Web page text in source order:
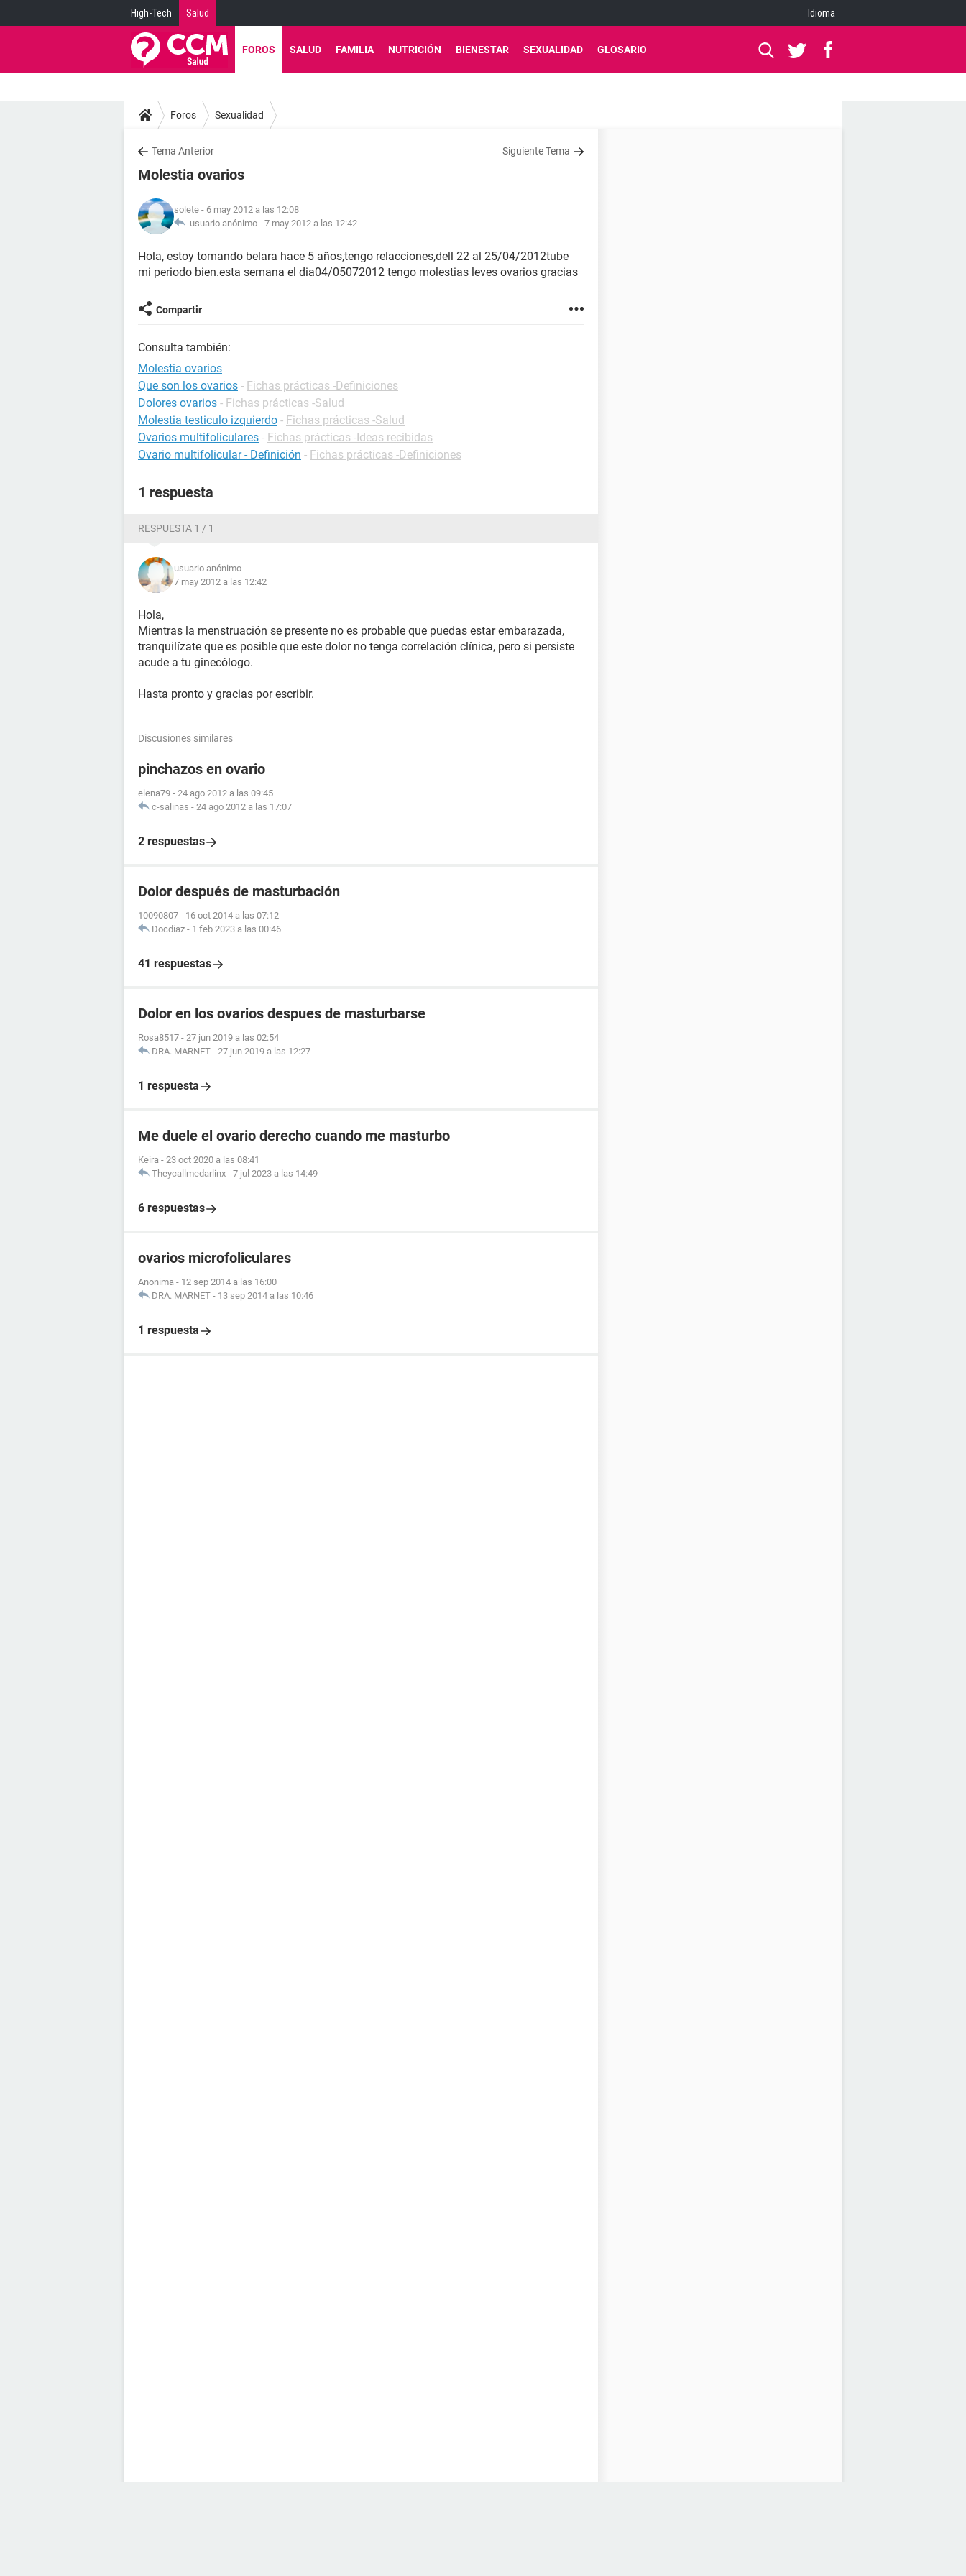
High-Tech Salud Idioma
FOROS SALUD FAMILIA NUTRICIÓN BIENESTAR SEXUALIDAD GLOSARIO
Foros Sexualidad
Tema Anterior Siguiente Tema
Molestia ovarios
solete - 6 may 2012 a las 12:08
usuario anónimo - 7 may 2012 a las 12:42
Hola, estoy tomando belara hace 5 años,tengo relacciones,dell 22 al 25/04/2012tube
mi periodo bien.esta semana el dia04/05072012 tengo molestias leves ovarios gracias
Compartir
Consulta también:
Molestia ovarios
Que son los ovarios - Fichas prácticas -Definiciones
Dolores ovarios - Fichas prácticas -Salud
Molestia testiculo izquierdo - Fichas prácticas -Salud
Ovarios multifoliculares - Fichas prácticas -Ideas recibidas
Ovario multifolicular - Definición - Fichas prácticas -Definiciones
1 respuesta
RESPUESTA 1 / 1
usuario anónimo
7 may 2012 a las 12:42
Hola,
Mientras la menstruación se presente no es probable que puedas estar embarazada,
tranquilízate que es posible que este dolor no tenga correlación clínica, pero si persiste
acude a tu ginecólogo.
Hasta pronto y gracias por escribir.
Discusiones similares
pinchazos en ovario
elena79 - 24 ago 2012 a las 09:45
c-salinas - 24 ago 2012 a las 17:07
2 respuestas
Dolor después de masturbación
10090807 - 16 oct 2014 a las 07:12
Docdiaz - 1 feb 2023 a las 00:46
41 respuestas
Dolor en los ovarios despues de masturbarse
Rosa8517 - 27 jun 2019 a las 02:54
DRA. MARNET - 27 jun 2019 a las 12:27
1 respuesta
Me duele el ovario derecho cuando me masturbo
Keira - 23 oct 2020 a las 08:41
Theycallmedarlinx - 7 jul 2023 a las 14:49
6 respuestas
ovarios microfoliculares
Anonima - 12 sep 2014 a las 16:00
DRA. MARNET - 13 sep 2014 a las 10:46
1 respuesta